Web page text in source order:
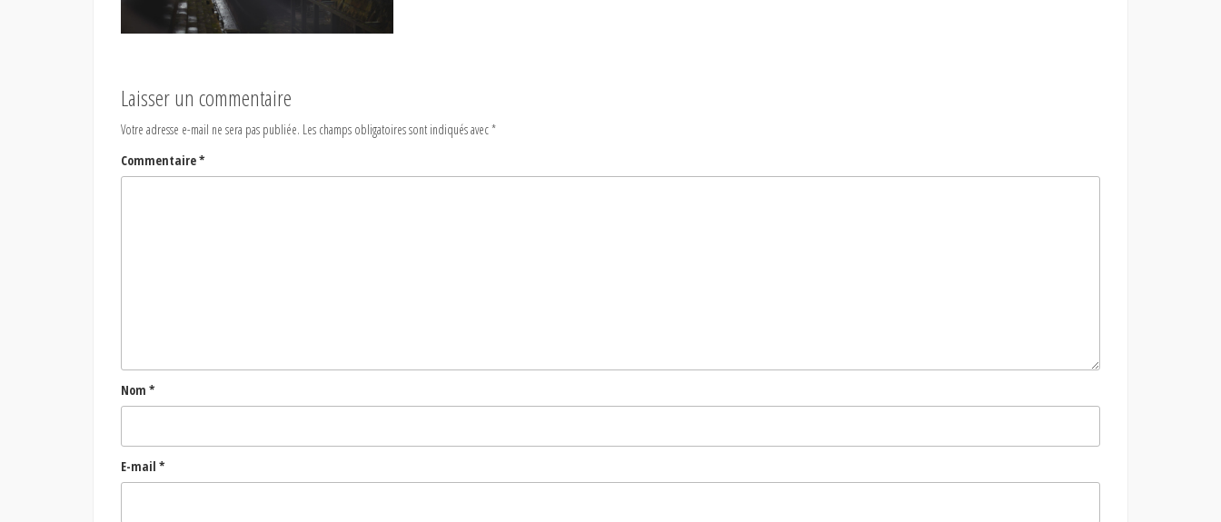
Laisser un commentaire
Votre adresse e-mail ne sera pas publiée. Les champs obligatoires sont indiqués avec*
Commentaire*
Nom *
E-mail *